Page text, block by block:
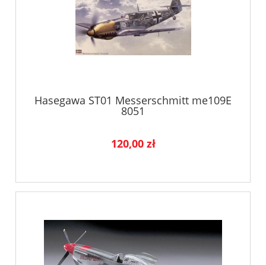
Hasegawa ST01 Messerschmitt me109E
8051
120,00 zł